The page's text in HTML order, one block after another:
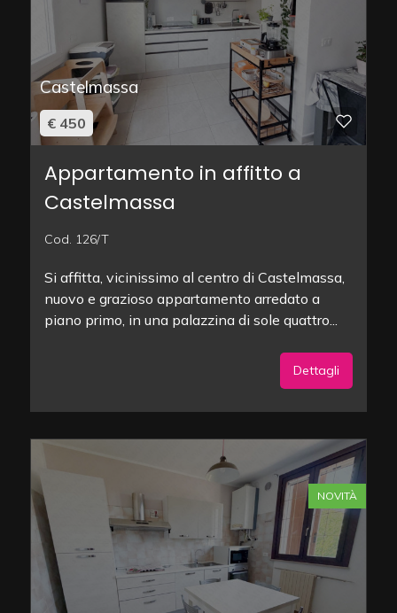
Castelmassa
€ 450
Appartamento in affitto a
Castelmassa
Cod. 126/T
Si affitta, vicinissimo al centro di Castelmassa,
nuovo e grazioso appartamento arredato a
piano primo, in una palazzina di sole quattro...
Dettagli
NOVITÀ